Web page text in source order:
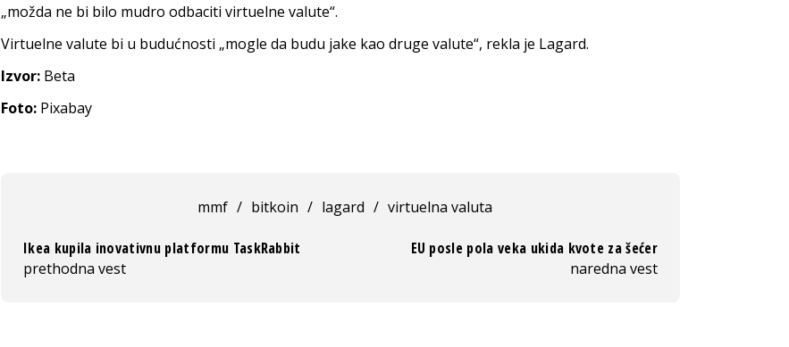
„možda ne bi bilo mudro odbaciti virtuelne valute“.
Virtuelne valute bi u budućnosti „mogle da budu jake kao druge valute“, rekla je Lagard.
Izvor: Beta
Foto: Pixabay
mmf / bitkoin / lagard / virtuelna valuta
Ikea kupila inovativnu platformu TaskRabbit
prethodna vest
EU posle pola veka ukida kvote za šećer
naredna vest